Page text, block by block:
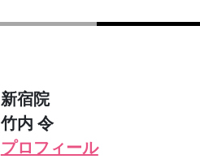
新宿院
竹内 令
プロフィール